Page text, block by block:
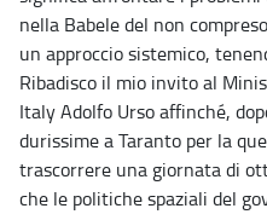
nella Babele del non
un approccio sistemico,
Ribadisco il mio invito al
Italy Adolfo Urso affinché,
durissime a Taranto per la
trascorrere una giornata di
che le politiche spaziali del